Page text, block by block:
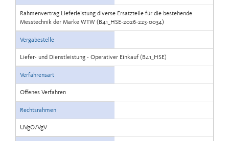
Rahmenvertrag Lieferleistung diverse Ersatzteile für die bestehende
Messtechnik der Marke WTW (B41_HSE-2026-223-0034)
Vergabestelle
Liefer- und Dienstleistung - Operativer Einkauf (B41_HSE)
Verfahrensart
Offenes Verfahren
Rechtsrahmen
UVgO/VgV